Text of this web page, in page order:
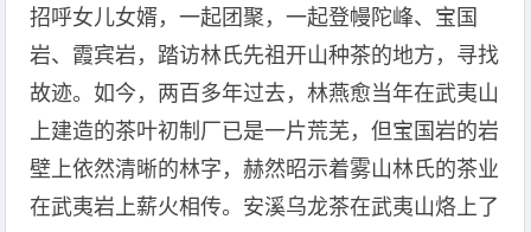
招呼女儿女婿，一起团聚，一起登幔陀峰、宝国
岩、霞宾岩，踏访林氏先祖开山种茶的地方，寻找
故迹。如今，两百多年过去，林燕愈当年在武夷山
上建造的茶叶初制厂已是一片荒芜，但宝国岩的岩
壁上依然清晰的林字，赫然昭示着雾山林氏的茶业
在武夷岩上薪火相传。安溪乌龙茶在武夷山烙上了